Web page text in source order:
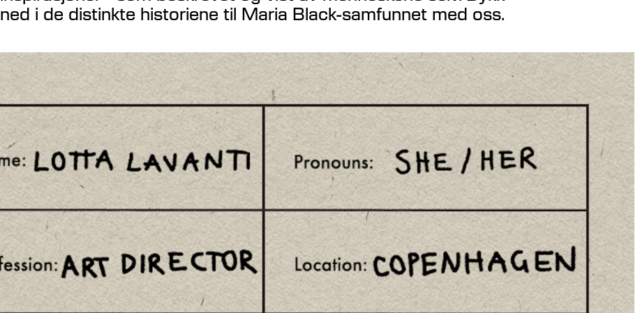
ned i de distinkte historiene til Maria Black-samfunnet med oss.